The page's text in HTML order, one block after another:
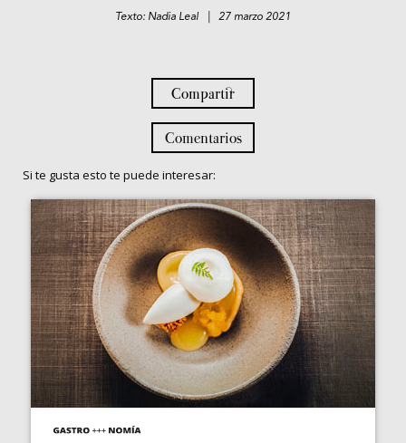
Texto: Nadia Leal | 27 marzo 2021
Compartir
Comentarios
Si te gusta esto te puede interesar: